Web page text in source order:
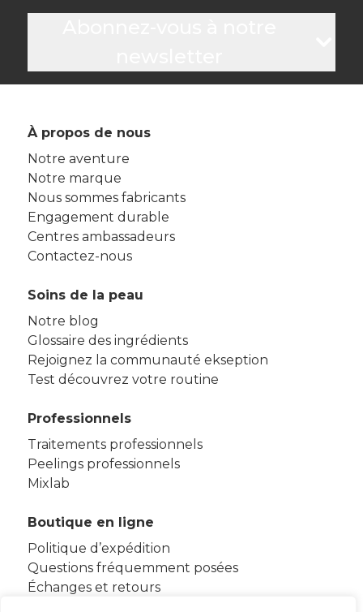
À propos de nous
Notre aventure
Notre marque
Nous sommes fabricants
Engagement durable
Centres ambassadeurs
Contactez-nous
Soins de la peau
Notre blog
Glossaire des ingrédients
Rejoignez la communauté ekseption
Test découvrez votre routine
Professionnels
Traitements professionnels
Peelings professionnels
Mixlab
Boutique en ligne
Politique d’expédition
Questions fréquemment posées
Échanges et retours